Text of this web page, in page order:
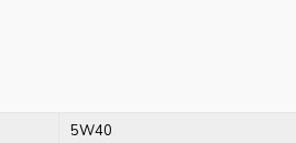
5W40